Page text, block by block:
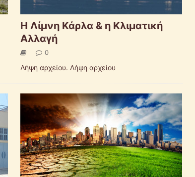
Η Λίμνη Κάρλα & η Κλιματική
Αλλαγή
0
Λήψη αρχείου. Λήψη αρχείου